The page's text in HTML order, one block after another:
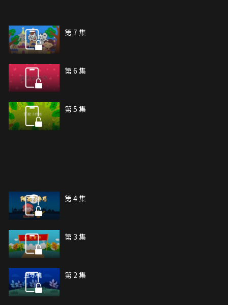
第 7 集
第 6 集
第 5 集
第 4 集
第 3 集
第 2 集